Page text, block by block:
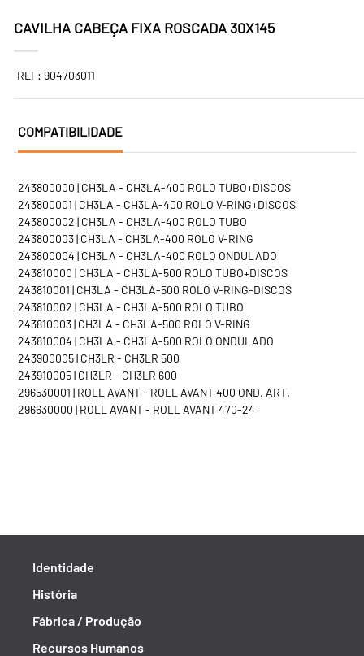
CAVILHA CABEÇA FIXA ROSCADA 30X145
REF: 904703011
COMPATIBILIDADE
243800000 | CH3LA - CH3LA-400 ROLO TUBO+DISCOS
243800001 | CH3LA - CH3LA-400 ROLO V-RING+DISCOS
243800002 | CH3LA - CH3LA-400 ROLO TUBO
243800003 | CH3LA - CH3LA-400 ROLO V-RING
243800004 | CH3LA - CH3LA-400 ROLO ONDULADO
243810000 | CH3LA - CH3LA-500 ROLO TUBO+DISCOS
243810001 | CH3LA - CH3LA-500 ROLO V-RING-DISCOS
243810002 | CH3LA - CH3LA-500 ROLO TUBO
243810003 | CH3LA - CH3LA-500 ROLO V-RING
243810004 | CH3LA - CH3LA-500 ROLO ONDULADO
243900005 | CH3LR - CH3LR 500
243910005 | CH3LR - CH3LR 600
296530001 | ROLL AVANT - ROLL AVANT 400 OND. ART.
296630000 | ROLL AVANT - ROLL AVANT 470-24
Identidade
História
Fábrica / Produção
Recursos Humanos